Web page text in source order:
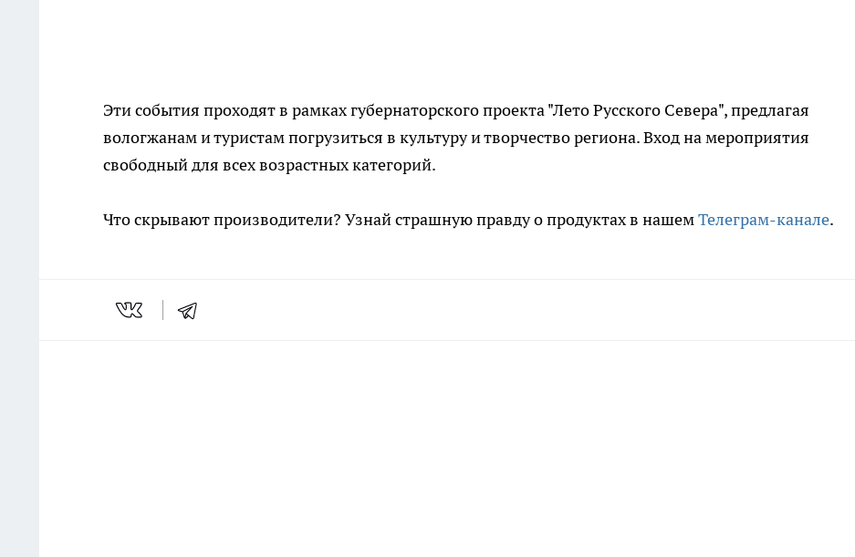
Эти события проходят в рамках губернаторского проекта "Лето Русского Севера", предлагая
вологжанам и туристам погрузиться в культуру и творчество региона. Вход на мероприятия
свободный для всех возрастных категорий.
Что скрывают производители? Узнай страшную правду о продуктах в нашемТелеграм-канале.